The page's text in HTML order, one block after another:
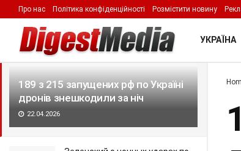
LATEST TRENDING Filter
189 з 215 запущених рф по Україні
дронів знешкодили за ніч
22.04.2026
Про нас Політика конфіденційності Розмістити новину
УКРАЇНА